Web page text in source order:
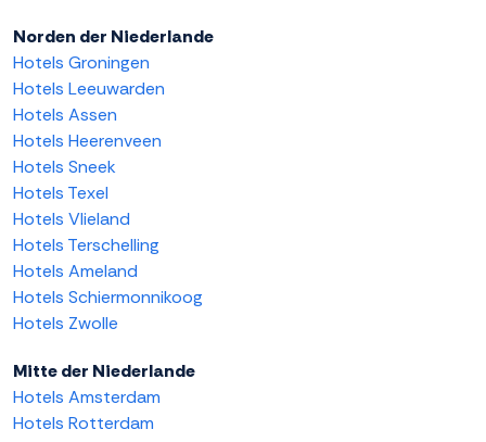
Norden der Niederlande
Hotels Groningen
Hotels Leeuwarden
Hotels Assen
Hotels Heerenveen
Hotels Sneek
Hotels Texel
Hotels Vlieland
Hotels Terschelling
Hotels Ameland
Hotels Schiermonnikoog
Hotels Zwolle
Mitte der Niederlande
Hotels Amsterdam
Hotels Rotterdam